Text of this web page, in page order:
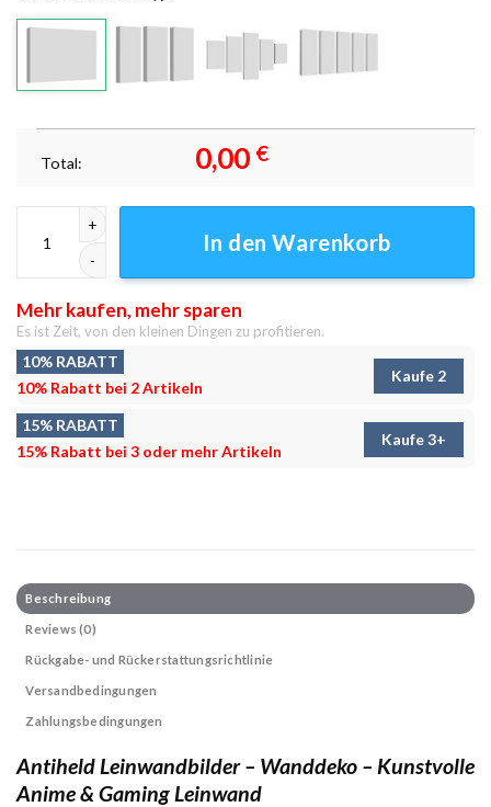
Total: 0,00 €
In den Warenkorb
Mehr kaufen, mehr sparen
Es ist Zeit, von den kleinen Dingen zu profitieren.
10% RABATT
10% Rabatt bei 2 Artikeln
Kaufe 2
15% RABATT
15% Rabatt bei 3 oder mehr Artikeln
Kaufe 3+
Beschreibung
Reviews (0)
Rückgabe- und Rückerstattungsrichtlinie
Versandbedingungen
Zahlungsbedingungen
Antiheld Leinwandbilder – Wanddeko – Kunstvolle
Anime & Gaming Leinwand